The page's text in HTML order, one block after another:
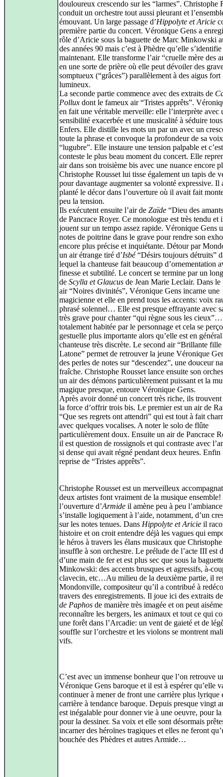
douloureux crescendo sur les “larmes”. Christophe
conduit un orchestre tout aussi pleurant et
émouvant. Un large passage d’Hippolyte et Aricie
première partie du concert. Véronique Gens a
rôle d’Aricie sous la baguette de Marc Minkowski
des années 90 mais c’est à Phèdre qu’elle s’identifie
maintenant. Elle transforme l’air “cruelle mère des
en une sorte de prière où elle peut dévoiler des
somptueux (“grâces”) parallèlement à des aigus fort
lumineux.
La seconde partie commence avec des extraits de
Pollux dont le fameux air “Tristes apprêts”.
en fait une véritable merveille: elle l’interprète avec
sensibilité exacerbée et une musicalité à séduire
Enfers. Elle distille les mots un par un avec un
toute la phrase et convoque la profondeur de sa
“lugubre”. Elle instaure une tension palpable et
conteste le plus beau moment du concert. Elle
air dans son troisième bis avec une nuance encore
Christophe Rousset lui tisse également un tapis de
pour davantage augmenter sa volonté expressive. Il
planté le décor dans l’ouverture où il avait fait
peu la tension.
Ils exécutent ensuite l’air de Zaïde “Dieu des
de Pancrace Royer. Ce monologue est très tendu et
jouent sur un tempo assez rapide. Véronique Gens
notes de poitrine dans le grave pour rendre son
encore plus précise et inquiétante. Détour par
un air étrange tiré d’Isbé“Désirs toujours détruits”
lequel la chanteuse fait beaucoup d’ornementation
finesse et subtilité. Le concert se termine par un
de Scylla et Glaucus de Jean Marie Leclair. Dans le
air “Noires divinités”, Véronique Gens incarne une
magicienne et elle en prend tous les accents: voix
phrasé solennel… Elle est presque effrayante avec
très grave pour chanter “qui règne sous les
totalement habitée par le personnage et cela se
gestuelle plus importante alors qu’elle est en
chanteuse très discrète. Le second air “Brillante fille
Latone” permet de retrouver la jeune Véronique
des perles de notes sur “descendez”, une douceur
fraîche. Christophe Rousset lance ensuite son
un air des démons particulièrement puissant et la
magique presque, entoure Véronique Gens.
Après avoir donné un concert très riche, ils trouvent
la force d’offrir trois bis. Le premier est un air de
“Que ses regrets ont attendri” qui est tout à fait
avec quelques vocalises. A noter le solo de flûte
particulièrement doux. Ensuite un air de Pancrace
il est question de rossignols et qui contraste avec
si dense qui avait régné pendant deux heures. Enfin
reprise de “Tristes apprêts”.
Christophe Rousset est un merveilleux
deux artistes font vraiment de la musique ensemble!
l’ouverture d’Armide il amène peu à peu
s’installe logiquement à l’aide, notamment, d’un
sur les notes tenues. Dans Hippolyte et Aricie il
histoire et on croit entendre déjà les vagues qui
le héros à travers les élans musicaux que
insuffle à son orchestre. Le prélude de l’acte III est
d’une main de fer et est plus sec que sous la
Minkowski: des accents brusques et agressifs, à-
clavecin, etc…Au milieu de la deuxième partie, il
Mondonville, compositeur qu’il a contribué à
travers des enregistrements. Il joue ici des extraits
de Paphos de manière très imagée et on peut
reconnaître les bergers, les animaux et tout ce qui
une forêt dans l’Arcadie: un vent de gaieté et de
souffle sur l’orchestre et les violons se montrent
vifs.
C’est avec un immense bonheur que l’on retrouve
Véronique Gens baroque et il est à espérer qu’elle
continuer à mener de front une carrière plus lyrique
carrière à tendance baroque. Depuis presque vingt
est inégalable pour donner vie à une oeuvre, pour la
pour la dessiner. Sa voix et elle sont désormais
incarner des héroïnes tragiques et elles ne feront
bouchée des Phèdres et autres Armide…